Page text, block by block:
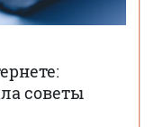
советы